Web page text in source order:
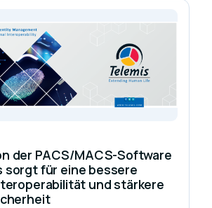
der PACS/MACS-Software
sorgt für eine bessere
und stärkere